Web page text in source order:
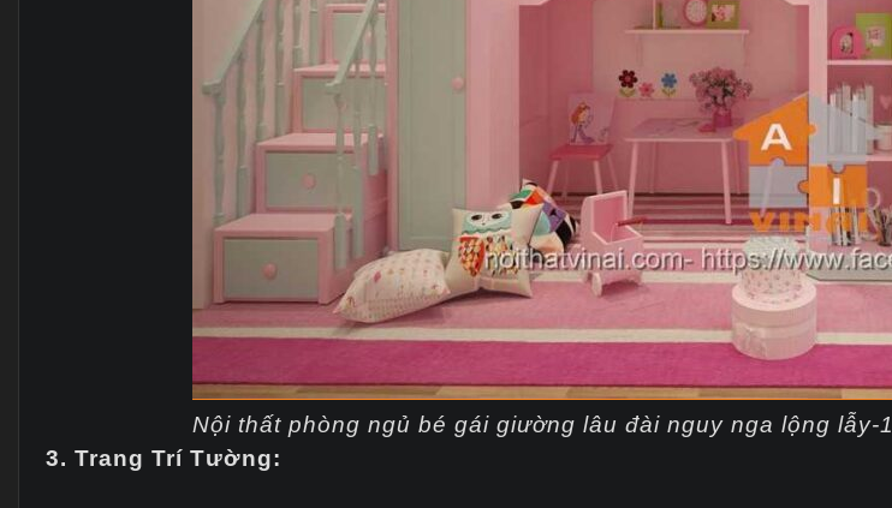
Nội thất phòng ngủ bé gái giường lâu đài nguy nga lộng lẫy-1
3. Trang Trí Tường: